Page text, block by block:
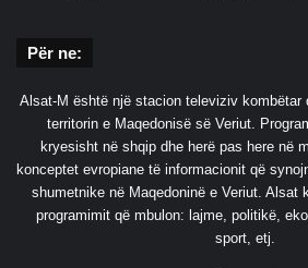
Për ne:
Alsat-M është një stacion televiziv kombëtar
territorin e Maqedonisë së Veriut.
kryesisht në shqip dhe herë pas here në
konceptet evropiane të informacionit që
shumetnike në Maqedoninë e Veriut. Alsat
programimit që mbulon: lajme, politikë,
sport, etj.